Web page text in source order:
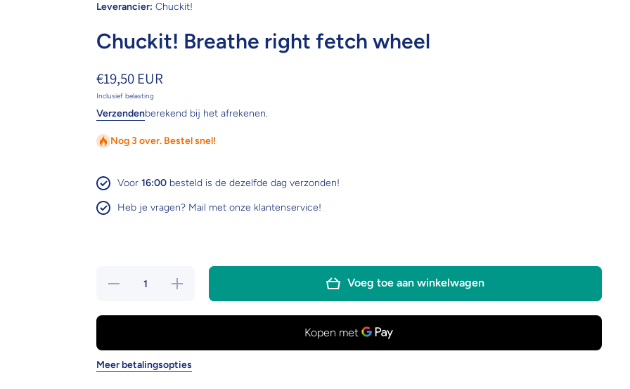
Leverancier: Chuckit!
Chuckit! Breathe right fetch wheel
€19,50 EUR
Inclusief belasting
Verzendenberekend bij het afrekenen.
Nog 3 over. Bestel snel!
Voor 16:00besteld is de dezelfde dag verzonden!
Heb je vragen? Mail met onze klantenservice!
Hoeveelheid
Verhoog de
hoeveelheid
Voeg toe aan winkelwagen
Meer betalingsopties